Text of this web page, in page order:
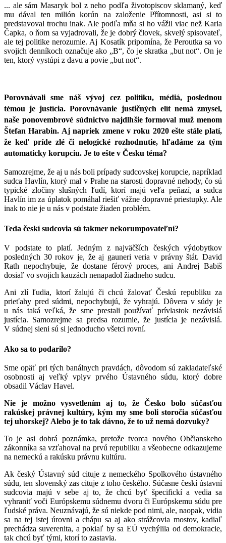
... ale sám Masaryk bol z neho podľa životopiscov sklamaný, keď
mu dával ten milión korún na založenie Přítomnosti, asi si to
predstavoval trochu inak. Ale podľa mňa si ho vážil viac než Karla
Čapka, o ňom sa vyjadrovali, že je dobrý človek, skvelý spisovateľ,
ale tej politike nerozumie. Aj Kosatík pripomína, že Peroutka sa vo
svojich denníkoch označuje ako „B“, čo je skratka „but not“. On je
ten, ktorý vystúpi z davu a povie „but not“.
Porovnávali sme náš vývoj cez politiku, médiá, poslednou
témou je justícia. Porovnávanie justičných elít nemá zmysel,
naše ponovembrové súdnictvo najdlhšie formoval muž menom
Štefan Harabin. Aj napriek zmene v roku 2020 ešte stále platí,
že keď príde zlé či nelogické rozhodnutie, hľadáme za tým
automaticky korupciu. Je to ešte v Česku téma?
Samozrejme, že aj u nás boli prípady sudcovskej korupcie, napríklad
sudca Havlín, ktorý mal v Prahe na starosti dopravné nehody, čo sú
typické zločiny slušných ľudí, ktorí majú veľa peňazí, a sudca
Havlín im za úplatok pomáhal riešiť vážne dopravné priestupky. Ale
inak to nie je u nás v podstate žiaden problém.
Teda českí sudcovia sú takmer nekorumpovateľní?
V podstate to platí. Jedným z najväčších českých výdobytkov
posledných 30 rokov je, že aj gauneri veria v právny štát. David
Rath nepochybuje, že dostane férový proces, ani Andrej Babiš
dosiaľ vo svojich kauzách nenapadol žiadneho sudcu.
Ani zlí ľudia, ktorí žalujú či chcú žalovať Českú republiku za
prieťahy pred súdmi, nepochybujú, že vyhrajú. Dôvera v súdy je
u nás taká veľká, že sme prestali používať prívlastok nezávislá
justícia. Samozrejme sa predsa rozumie, že justícia je nezávislá.
V súdnej sieni sú si jednoducho všetci rovní.
Ako sa to podarilo?
Sme opäť pri tých banálnych pravdách, dôvodom sú zakladateľské
osobnosti aj veľký vplyv prvého Ústavného súdu, ktorý dobre
obsadil Václav Havel.
Nie je možno vysvetlením aj to, že Česko bolo súčasťou
rakúskej právnej kultúry, kým my sme boli storočia súčasťou
tej uhorskej? Alebo je to tak dávno, že to už nemá dozvuky?
To je asi dobrá poznámka, pretože tvorca nového Občianskeho
zákonníka sa vzťahoval na prvú republiku a všeobecne odkazujeme
na nemeckú a rakúsku právnu kultúru.
Ak český Ústavný súd cituje z nemeckého Spolkového ústavného
súdu, ten slovenský zas cituje z toho českého. Súčasne českí ústavní
sudcovia majú v sebe aj to, že chcú byť špecifickí a vedia sa
vyhraniť voči Európskemu súdnemu dvoru či Európskemu súdu pre
ľudské práva. Neuznávajú, že sú niekde pod nimi, ale, naopak, vidia
sa na tej istej úrovni a chápu sa aj ako strážcovia mostov, kadiaľ
prechádza suverenita, a pokiaľ by sa EÚ vychýlila od demokracie,
tak chcú byť tými, ktorí to zastavia.